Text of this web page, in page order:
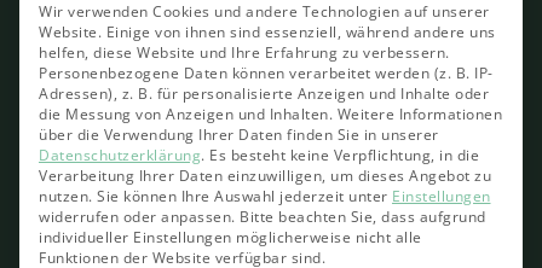
Wir verwenden Cookies und andere Technologien auf unserer
Website. Einige von ihnen sind essenziell, während andere uns
helfen, diese Website und Ihre Erfahrung zu verbessern.
Personenbezogene Daten können verarbeitet werden (z. B. IP-
Adressen), z. B. für personalisierte Anzeigen und Inhalte oder
die Messung von Anzeigen und Inhalten. Weitere Informationen
über die Verwendung Ihrer Daten finden Sie in unserer
Datenschutzerklärung. Es besteht keine Verpflichtung, in die
Verarbeitung Ihrer Daten einzuwilligen, um dieses Angebot zu
nutzen. Sie können Ihre Auswahl jederzeit unter Einstellungen
widerrufen oder anpassen. Bitte beachten Sie, dass aufgrund
individueller Einstellungen möglicherweise nicht alle
Funktionen der Website verfügbar sind.